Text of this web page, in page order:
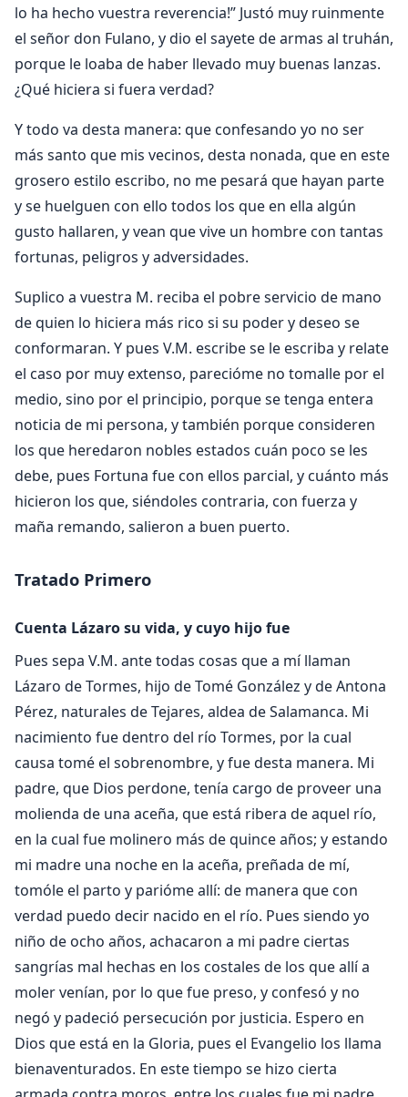
lo ha hecho vuestra reverencia!” Justó muy ruinmente
el señor don Fulano, y dio el sayete de armas al truhán,
porque le loaba de haber llevado muy buenas lanzas.
¿Qué hiciera si fuera verdad?
Y todo va desta manera: que confesando yo no ser
más santo que mis vecinos, desta nonada, que en este
grosero estilo escribo, no me pesará que hayan parte
y se huelguen con ello todos los que en ella algún
gusto hallaren, y vean que vive un hombre con tantas
fortunas, peligros y adversidades.
Suplico a vuestra M. reciba el pobre servicio de mano
de quien lo hiciera más rico si su poder y deseo se
conformaran. Y pues V.M. escribe se le escriba y relate
el caso por muy extenso, parecióme no tomalle por el
medio, sino por el principio, porque se tenga entera
noticia de mi persona, y también porque consideren
los que heredaron nobles estados cuán poco se les
debe, pues Fortuna fue con ellos parcial, y cuánto más
hicieron los que, siéndoles contraria, con fuerza y
maña remando, salieron a buen puerto.
Tratado Primero
Cuenta Lázaro su vida, y cuyo hijo fue
Pues sepa V.M. ante todas cosas que a mí llaman
Lázaro de Tormes, hijo de Tomé González y de Antona
Pérez, naturales de Tejares, aldea de Salamanca. Mi
nacimiento fue dentro del río Tormes, por la cual
causa tomé el sobrenombre, y fue desta manera. Mi
padre, que Dios perdone, tenía cargo de proveer una
molienda de una aceña, que está ribera de aquel río,
en la cual fue molinero más de quince años; y estando
mi madre una noche en la aceña, preñada de mí,
tomóle el parto y parióme allí: de manera que con
verdad puedo decir nacido en el río. Pues siendo yo
niño de ocho años, achacaron a mi padre ciertas
sangrías mal hechas en los costales de los que allí a
moler venían, por lo que fue preso, y confesó y no
negó y padeció persecución por justicia. Espero en
Dios que está en la Gloria, pues el Evangelio los llama
bienaventurados. En este tiempo se hizo cierta